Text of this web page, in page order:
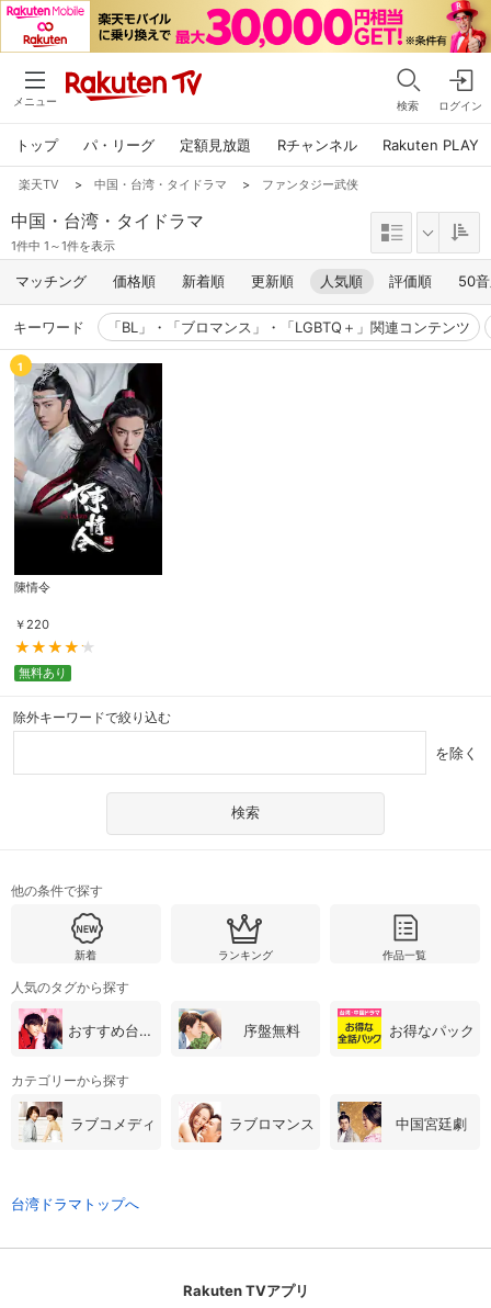
メニュー 検索 ログイン
トップ パ・リーグ 定額見放題 Rチャンネル Rakuten PLAY
楽天TV > 中国・台湾・タイドラマ > ファンタジー武侠
中国・台湾・タイドラマ
1件中 1～1件を表示
マッチング 価格順 新着順 更新順 人気順 評価順 50
キーワード 「BL」・「ブロマンス」・「LGBTQ＋」関連コンテンツ
1
陳情令
￥ 220
無料あり
除外キーワードで絞り込む
を除く
他の条件で探す
新着 ランキング 作品一覧
人気のタグから探す
おすすめ台湾・中国ドラマ 序盤無料 お得なパック
カテゴリーから探す
ラブコメディ ラブロマンス 中国宮廷劇
台湾ドラマトップへ
Rakuten TVアプリ